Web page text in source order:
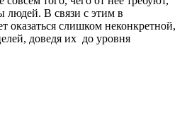
людей. В связи с этим в
оказаться слишком неконк­ретной,
доведя их до уровня